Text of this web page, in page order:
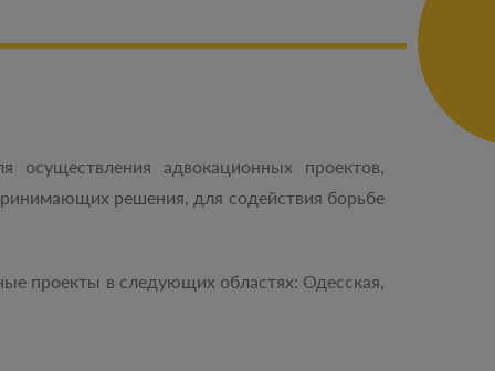
осуществления адвокационных проектов,
решения, для содействия борьбе
проекты в следующих областях: Одесская,